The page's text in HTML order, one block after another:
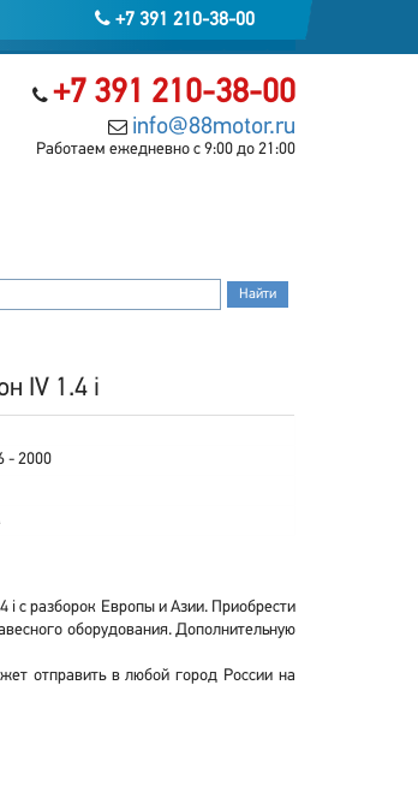
+7 391 210-38-00
+7 391 210-38-00
info@88motor.ru
Работаем ежедневно с 9:00 до 21:00
IV 1.4 i
- 2000
i с разборок Европы и Азии. Приобрести
оборудования. Дополнительную
отправить в любой город России на